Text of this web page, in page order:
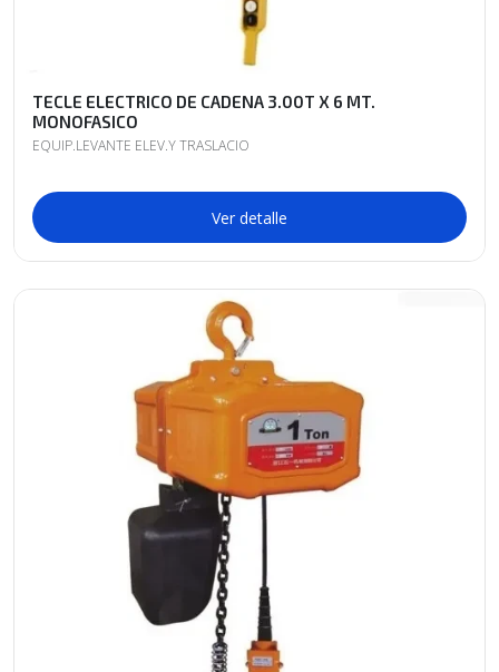
TECLE ELECTRICO DE CADENA 3.00T X 6 MT.
MONOFASICO
EQUIP.LEVANTE ELEV.Y TRASLACIO
Ver detalle